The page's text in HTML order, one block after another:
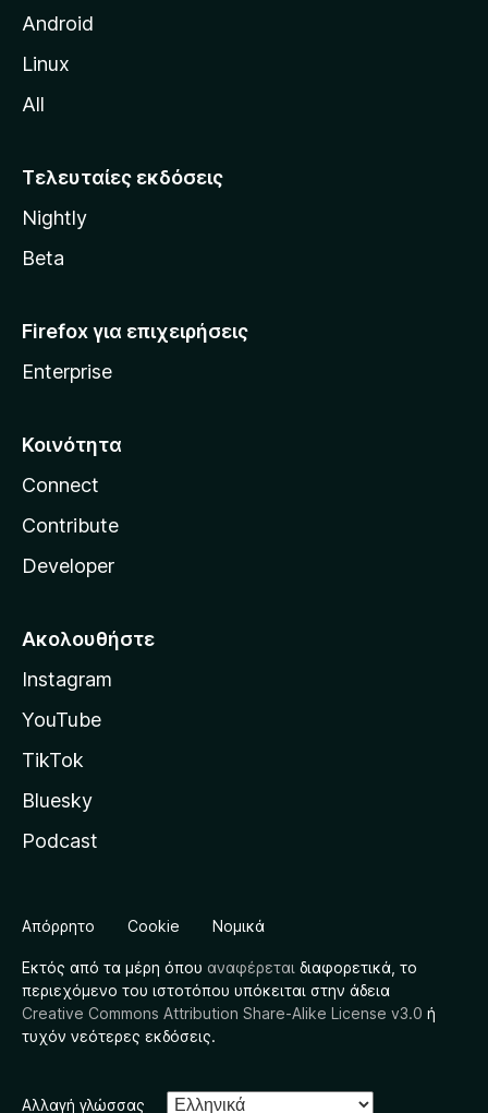
η
o
i
l
a
Android
Linux
All
Τελευταίες εκδόσεις
Nightly
Beta
Firefox για επιχειρήσεις
Enterprise
Κοινότητα
Connect
Contribute
Developer
Ακολουθήστε
Instagram
YouTube
TikTok
Bluesky
Podcast
Απόρρητο Cookie Νομικά
Εκτός από τα μέρη όπου αναφέρεται διαφορετικά, το
περιεχόμενο του ιστοτόπου υπόκειται στην άδεια
Creative Commons Attribution Share-Alike License v3.0 ή
τυχόν νεότερες εκδόσεις.
Αλλαγή γλώσσας